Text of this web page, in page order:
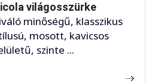
világosszürke
minőségű, klasszikus
mosott, kavicsos
szinte ...